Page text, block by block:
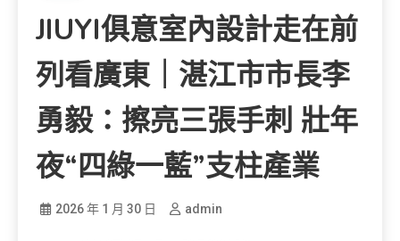
JIUYI俱意室內設計走在前
列看廣東｜湛江市市長李
勇毅：擦亮三張手刺 壯年
夜“四綠一藍”支柱產業
2026 年 1 月 30 日 admin